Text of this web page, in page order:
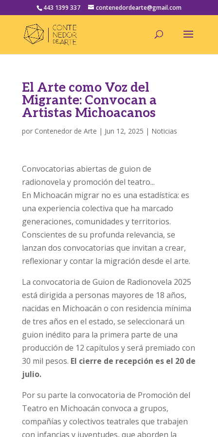
443 1399 337 contenedordearte@gmail.com
El Arte como Voz del
Migrante: Convocan a
Artistas Michoacanos
por Contenedor de Arte | Jun 12, 2025 | Noticias
Convocatorias abiertas de guion de
radionovela y promoción del teatro...
En Michoacán migrar no es una estadística: es
una experiencia colectiva que ha marcado
generaciones, comunidades y territorios.
Conscientes de su profunda relevancia, se
lanzan dos convocatorias que invitan a crear,
reflexionar y contar la migración desde el arte.
La convocatoria de Guion de Radionovela 2025
está dirigida a personas mayores de 18 años,
nacidas en Michoacán o con residencia mínima
de tres años en el estado, se seleccionará un
guion inédito para la primera parte de una
producción de 12 capítulos y será premiado con
30 mil pesos. El cierre de recepción es el 20 de
julio.
Por su parte la convocatoria de Promoción del
Teatro en Michoacán convoca a grupos,
compañías y colectivos teatrales que trabajen
con infancias y juventudes, que aborden la